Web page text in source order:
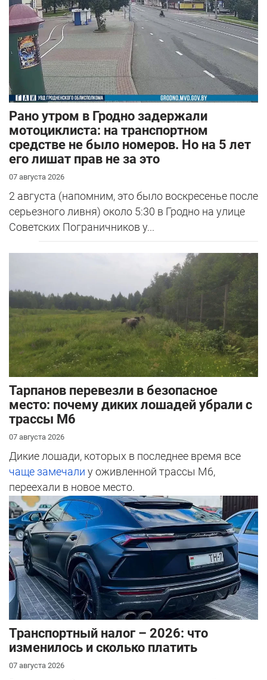
Рано утром в Гродно задержали
мотоциклиста: на транспортном
средстве не было номеров. Но на 5 лет
его лишат прав не за это
07 августа 2026
2 августа (напомним, это было воскресенье после
серьезного ливня) около 5:30 в Гродно на улице
Советских Пограничников у...
Тарпанов перевезли в безопасное
место: почему диких лошадей убрали с
трассы М6
07 августа 2026
Дикие лошади, которых в последнее время все
чаще замечали у оживленной трассы М6,
переехали в новое место.
Транспортный налог – 2026: что
изменилось и сколько платить
07 августа 2026